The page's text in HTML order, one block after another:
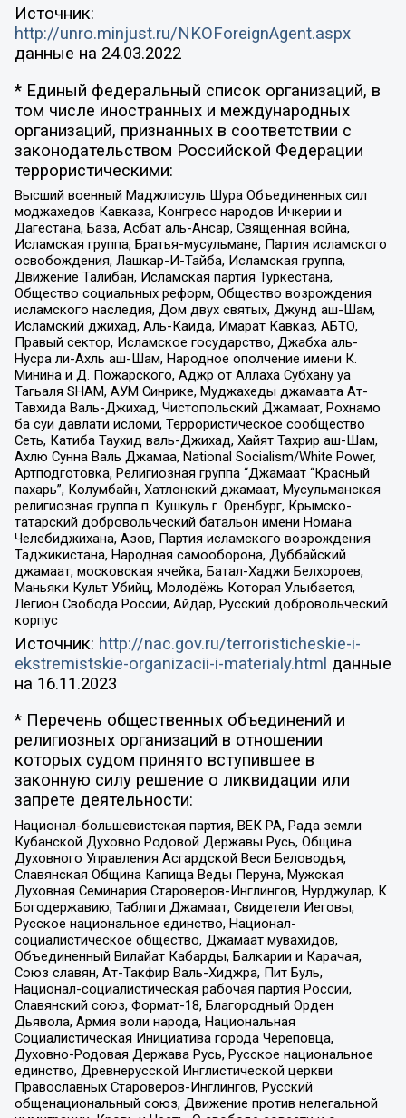
Источник:
http://unro.minjust.ru/NKOForeignAgent.aspx
данные на 24.03.2022
* Единый федеральный список организаций, в
том числе иностранных и международных
организаций, признанных в соответствии с
законодательством Российской Федерации
террористическими:
Высший военный Маджлисуль Шура Объединенных сил
моджахедов Кавказа, Конгресс народов Ичкерии и
Дагестана, База, Асбат аль-Ансар, Священная война,
Исламская группа, Братья-мусульмане, Партия исламского
освобождения, Лашкар-И-Тайба, Исламская группа,
Движение Талибан, Исламская партия Туркестана,
Общество социальных реформ, Общество возрождения
исламского наследия, Дом двух святых, Джунд аш-Шам,
Исламский джихад, Аль-Каида, Имарат Кавказ, АБТО,
Правый сектор, Исламское государство, Джабха аль-
Нусра ли-Ахль аш-Шам, Народное ополчение имени К.
Минина и Д. Пожарского, Аджр от Аллаха Субхану уа
Тагьаля SHAM, АУМ Синрике, Муджахеды джамаата Ат-
Тавхида Валь-Джихад, Чистопольский Джамаат, Рохнамо
ба суи давлати исломи, Террористическое сообщество
Сеть, Катиба Таухид валь-Джихад, Хайят Тахрир аш-Шам,
Ахлю Сунна Валь Джамаа, National Socialism/White Power,
Артподготовка, Религиозная группа “Джамаат “Красный
пахарь”, Колумбайн, Хатлонский джамаат, Мусульманская
религиозная группа п. Кушкуль г. Оренбург, Крымско-
татарский добровольческий батальон имени Номана
Челебиджихана, Азов, Партия исламского возрождения
Таджикистана, Народная самооборона, Дуббайский
джамаат, московская ячейка, Батал-Хаджи Белхороев,
Маньяки Культ Убийц, Молодёжь Которая Улыбается,
Легион Свобода России, Айдар, Русский добровольческий
корпус
Источник: http://nac.gov.ru/terroristicheskie-i-
ekstremistskie-organizacii-i-materialy.html данные
на 16.11.2023
* Перечень общественных объединений и
религиозных организаций в отношении
которых судом принято вступившее в
законную силу решение о ликвидации или
запрете деятельности:
Национал-большевистская партия, ВЕК РА, Рада земли
Кубанской Духовно Родовой Державы Русь, Община
Духовного Управления Асгардской Веси Беловодья,
Славянская Община Капища Веды Перуна, Мужская
Духовная Семинария Староверов-Инглингов, Нурджулар, К
Богодержавию, Таблиги Джамаат, Свидетели Иеговы,
Русское национальное единство, Национал-
социалистическое общество, Джамаат мувахидов,
Объединенный Вилайат Кабарды, Балкарии и Карачая,
Союз славян, Ат-Такфир Валь-Хиджра, Пит Буль,
Национал-социалистическая рабочая партия России,
Славянский союз, Формат-18, Благородный Орден
Дьявола, Армия воли народа, Национальная
Социалистическая Инициатива города Череповца,
Духовно-Родовая Держава Русь, Русское национальное
единство, Древнерусской Инглистической церкви
Православных Староверов-Инглингов, Русский
общенациональный союз, Движение против нелегальной